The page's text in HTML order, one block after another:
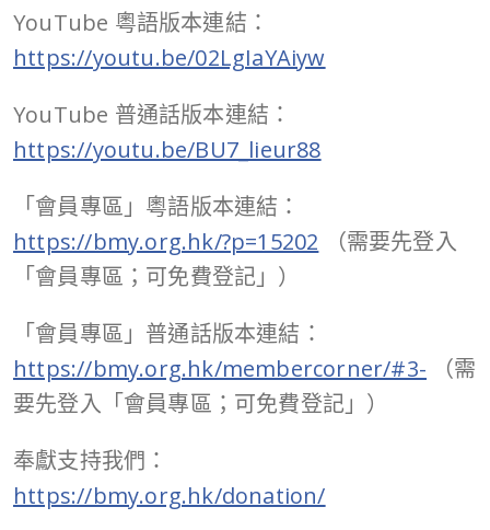
YouTube 粵語版本連結：
https://youtu.be/02LgIaYAiyw
YouTube 普通話版本連結：
https://youtu.be/BU7_lieur88
「會員專區」粵語版本連結：
https://bmy.org.hk/?p=15202 （需要先登入
「會員專區；可免費登記」）
「會員專區」普通話版本連結：
https://bmy.org.hk/membercorner/#3- （需
要先登入「會員專區；可免費登記」）
奉獻支持我們：
https://bmy.org.hk/donation/